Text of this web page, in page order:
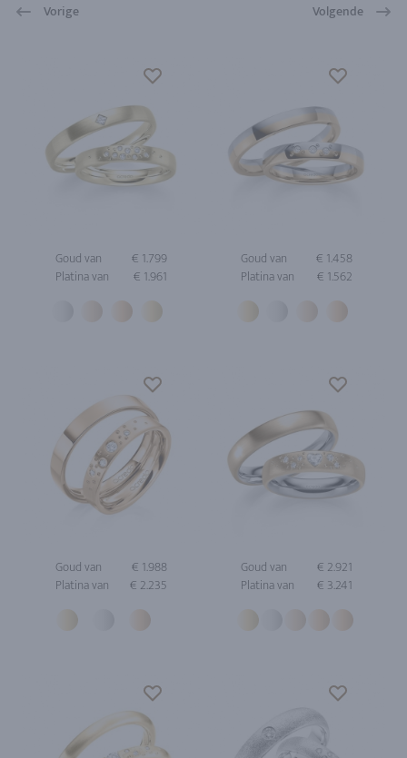
Vorige Volgende
Goud van
€ 1.799
Platina van
€ 1.961
Goud van
€ 1.458
Platina van
€ 1.562
Goud van
€ 1.988
Platina van
€ 2.235
Goud van
€ 2.921
Platina van
€ 3.241